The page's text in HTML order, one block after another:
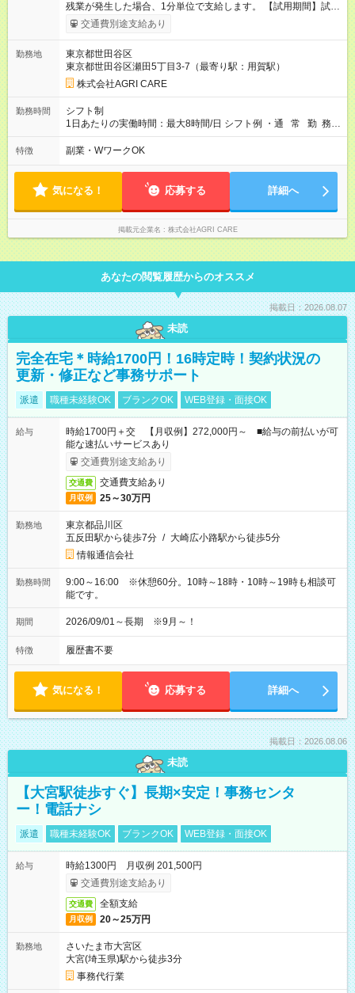
残業が発生した場合、1分単位で支給します。 【試用期間】試用
期間あり 試用期間の長さ：6ヶ月 雇用形態、給与は本採用時と
同じです。
交通費別途支給あり
勤務地
東京都世田谷区
東京都世田谷区瀬田5丁目3-7（最寄り駅：用賀駅）
株式会社AGRI CARE
勤務時間
シフト制
1日あたりの実働時間：最大8時間/日 シフト例 ・通 常 勤 務：
出勤時間 ８時３０分～１８時００分 ※休憩：1時間30分 ・
午後休の場合：出勤時間 ８時３０分～１２時３０分 ※休憩
分 ※休憩なし
特徴 副業・WワークOK
気になる！ 応募する 詳細へ
掲載元企業名 株式会社AGRI CARE
あなたの閲覧履歴からのオススメ
掲載日：2026.08.07
未読
完全在宅＊時給1700円！16時定時！契約状況の
更新・修正など事務サポート
派遣 職種未経験OK ブランクOK WEB登録・面接OK
給与
時給1700円＋交 【月収例】272,000円～ ■給与の前払いが可
能な速払いサービスあり
交通費別途支給あり
交通費 交通費支給あり
月収例 25～30万円
勤務地
東京都品川区
五反田駅から徒歩7分 / 大崎広小路駅から徒歩5分
情報通信会社
勤務時間
9:00～16:00 ※休憩60分。10時～18時・10時～19時も相談可
能です。
期間 2026/09/01～長期 ※9月～！
特徴 履歴書不要
気になる！ 応募する 詳細へ
掲載日：2026.08.06
未読
【大宮駅徒歩すぐ】長期×安定！事務センタ
ー！電話ナシ
派遣 職種未経験OK ブランクOK WEB登録・面接OK
給与
時給1300円 月収例 201,500円
交通費別途支給あり
交通費 全額支給
月収例 20～25万円
勤務地
さいたま市大宮区
大宮(埼玉県)駅から徒歩3分
事務代行業